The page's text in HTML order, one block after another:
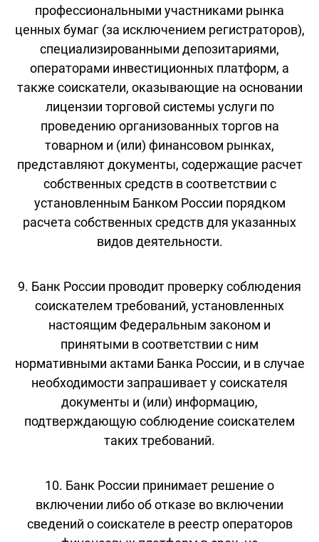
профессиональными участниками рынка
ценных бумаг (за исключением регистраторов),
специализированными депозитариями,
операторами инвестиционных платформ, а
также соискатели, оказывающие на основании
лицензии торговой системы услуги по
проведению организованных торгов на
товарном и (или) финансовом рынках,
представляют документы, содержащие расчет
собственных средств в соответствии с
установленным Банком России порядком
расчета собственных средств для указанных
видов деятельности.
9. Банк России проводит проверку соблюдения
соискателем требований, установленных
настоящим Федеральным законом и
принятыми в соответствии с ним
нормативными актами Банка России, и в случае
необходимости запрашивает у соискателя
документы и (или) информацию,
подтверждающую соблюдение соискателем
таких требований.
10. Банк России принимает решение о
включении либо об отказе во включении
сведений о соискателе в реестр операторов